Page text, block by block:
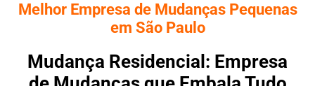
Melhor Empresa de Mudanças Pequenas
em São Paulo
Mudança Residencial: Empresa